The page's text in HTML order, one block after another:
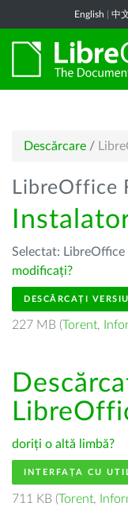
English 中
Descărcare /
LibreOffice
Selectat:
modificați?
DESCĂRCAȚI
227 MB (Torent,
doriți o altă limbă?
INTERFAȚA CU
711 KB (Torent,